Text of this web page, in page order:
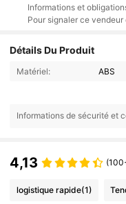
Informations et
Pour signaler ce
Détails Du Produit
Matériel: ABS
Informations de sécurité et
4,13
logistique rapide(1)